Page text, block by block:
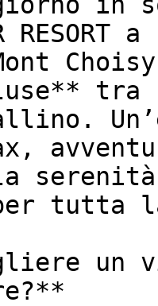
tra
serenità
tutta
un